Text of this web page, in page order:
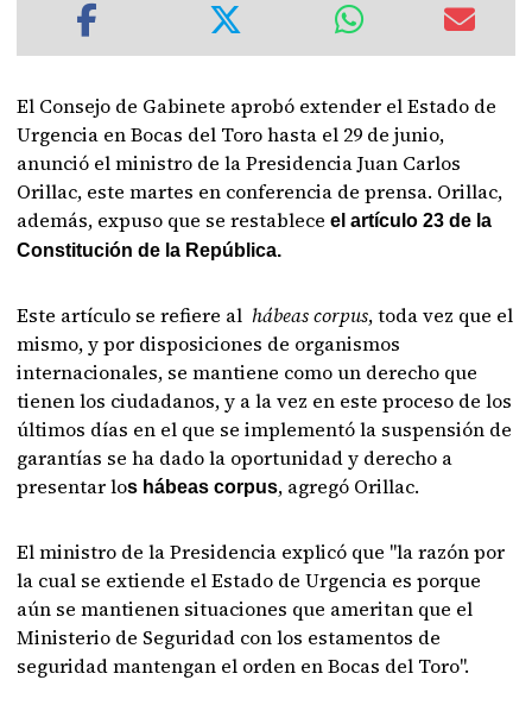
El Consejo de Gabinete aprobó extender el Estado de
Urgencia en Bocas del Toro hasta el 29 de junio,
anunció el ministro de la Presidencia Juan Carlos
Orillac, este martes en conferencia de prensa. Orillac,
además, expuso que se restablece el artículo 23 de la
Constitución de la República.
Este artículo se refiere alhábeas corpus, toda vez que el
mismo, y por disposiciones de organismos
internacionales, se mantiene como un derecho que
tienen los ciudadanos, y a la vez en este proceso de los
últimos días en el que se implementó la suspensión de
garantías se ha dado la oportunidad y derecho a
presentar los hábeas corpus, agregó Orillac.
El ministro de la Presidencia explicó que "la razón por
la cual se extiende el Estado de Urgencia es porque
aún se mantienen situaciones que ameritan que el
Ministerio de Seguridad con los estamentos de
seguridad mantengan el orden en Bocas del Toro".